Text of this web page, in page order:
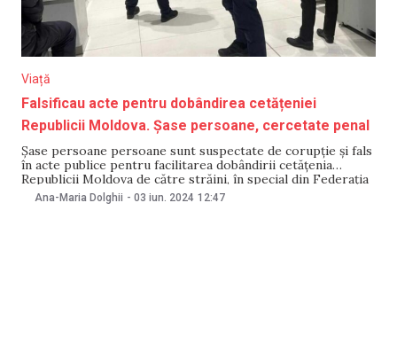
Viață
Falsificau acte pentru dobândirea cetățeniei
Republicii Moldova. Șase persoane, cercetate penal
Șase persoane persoane sunt suspectate de corupție și fals
în acte publice pentru facilitarea dobândirii cetățenia
Republicii Moldova de către străini, în special din Federația
Rusă. Ofițerii Centrului Național Anticorupție (CNA) au
efectuat zece percheziții pe caz, în cadrul cărora au fost
Ana-Maria Dolghii - 03 iun. 2024 12:47